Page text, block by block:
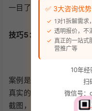
一目了然，确保企业能按
技巧5：看案例真实性，
案例是检验开发公司实
真实的案例和数据，拒
截图，要要求对方提供
✅ 3大咨询优势
1对1拆解需求
透明报价，不
真正的一站式
营推广等
10年经
扫
微信号：